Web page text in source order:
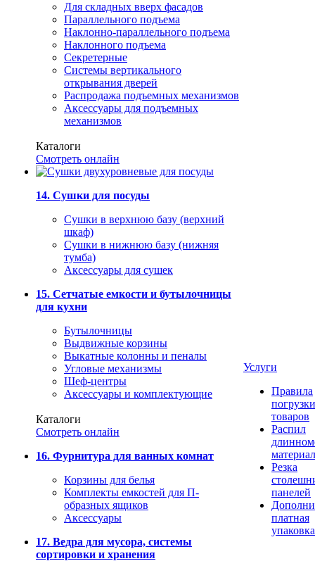
Для складных вверх фасадов
Параллельного подъема
Наклонно-параллельного подъема
Наклонного подъема
Секретерные
Системы вертикального
открывания дверей
Распродажа подъемных механизмов
Аксессуары для подъемных
механизмов
Каталоги
Смотреть онлайн
14. Сушки для посуды
Сушки в верхнюю базу (верхний
шкаф)
Сушки в нижнюю базу (нижняя
тумба)
Аксессуары для сушек
15. Сетчатые емкости и бутылочницы
для кухни
Бутылочницы
Выдвижные корзины
Выкатные колонны и пеналы
Угловые механизмы
Шеф-центры
Аксессуары и комплектующие
Каталоги
Смотреть онлайн
16. Фурнитура для ванных комнат
Корзины для белья
Комплекты емкостей для П-
образных ящиков
Аксессуары
17. Ведра для мусора, системы
сортировки и хранения
Услуги
Правила
погрузки
товаров
Распил
Резка
панелей
платная
упаковка